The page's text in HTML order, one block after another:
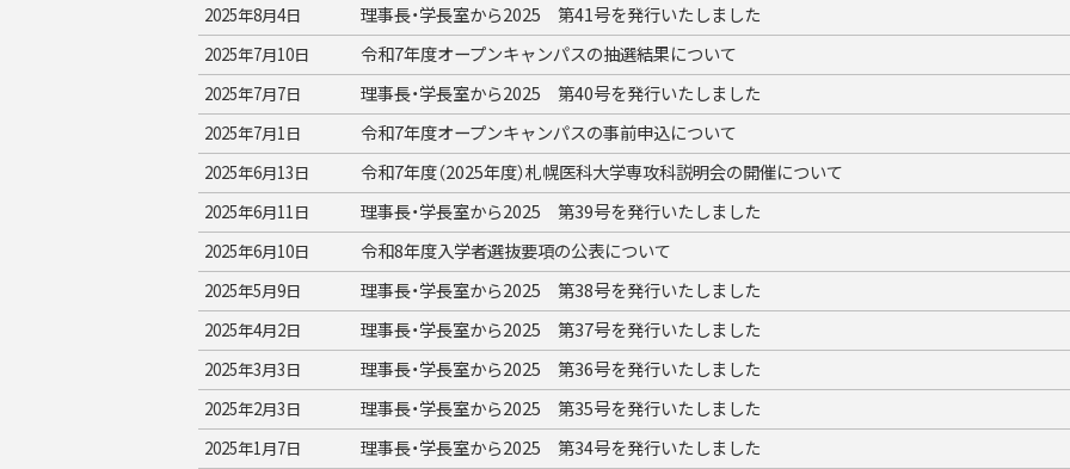
2025年8月4日 理事長・学長室から2025 第41号を発行いたしました
2025年7月10日 令和7年度オープンキャンパスの抽選結果について
2025年7月7日 理事長・学長室から2025 第40号を発行いたしました
2025年7月1日 令和7年度オープンキャンパスの事前申込について
2025年6月13日 令和7年度（2025年度）札幌医科大学専攻科説明会の開催について
2025年6月11日 理事長・学長室から2025 第39号を発行いたしました
2025年6月10日 令和8年度入学者選抜要項の公表について
2025年5月9日 理事長・学長室から2025 第38号を発行いたしました
2025年4月2日 理事長・学長室から2025 第37号を発行いたしました
2025年3月3日 理事長・学長室から2025 第36号を発行いたしました
2025年2月3日 理事長・学長室から2025 第35号を発行いたしました
2025年1月7日 理事長・学長室から2025 第34号を発行いたしました